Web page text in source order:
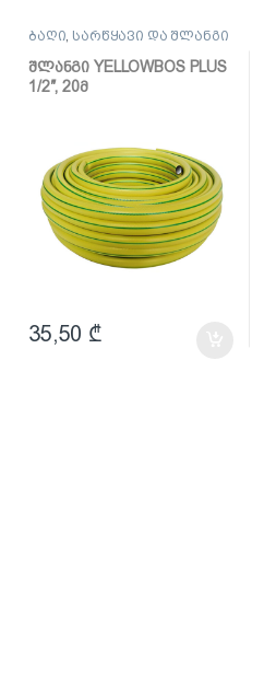
ბაღი, სარწყავი და შლანგი
შლანგი YELLOWBOS PLUS
1/2″, 20მ
35,50 ₾